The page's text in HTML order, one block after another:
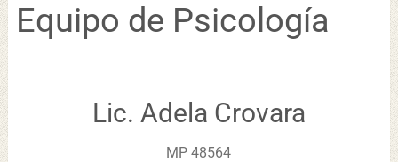
Equipo de Psicología
Lic. Adela Crovara
MP 48564